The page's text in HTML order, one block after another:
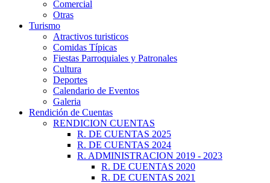
Comercial
Otras
Turismo
Atractivos turisticos
Comidas Típicas
Fiestas Parroquiales y Patronales
Cultura
Deportes
Calendario de Eventos
Galeria
Rendición de Cuentas
RENDICION CUENTAS
R. DE CUENTAS 2025
R. DE CUENTAS 2024
R. ADMINISTRACION 2019 - 2023
R. DE CUENTAS 2020
R. DE CUENTAS 2021